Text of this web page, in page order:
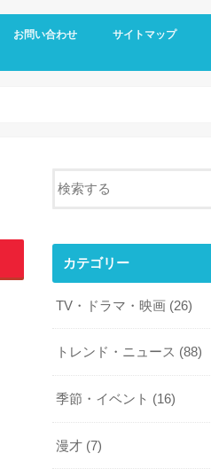
お問い合わせ サイトマップ
カテゴリー
TV・ドラマ・映画 (26)
トレンド・ニュース (88)
季節・イベント (16)
漫才 (7)